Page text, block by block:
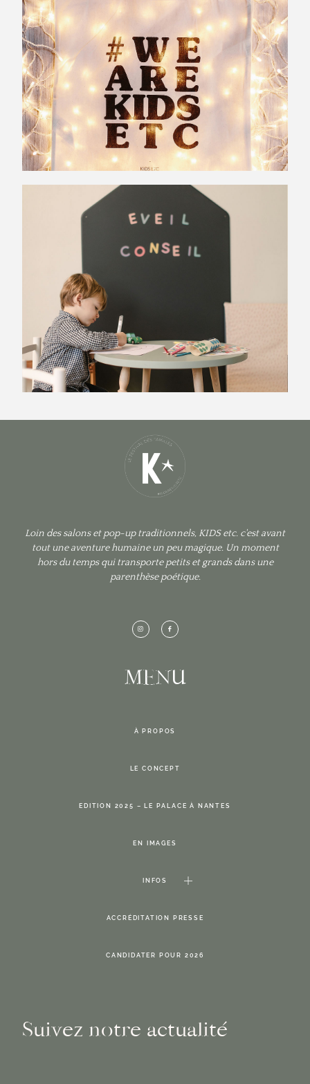
Loin des salons et pop-up traditionnels, KIDS etc. c'est avant
tout une aventure humaine un peu magique. Un moment
hors du temps qui transporte petits et grands dans une
parenthèse poétique.
MENU
À PROPOS
LE CONCEPT
EDITION 2025 – LE PALACE À NANTES
EN IMAGES
INFOS
ACCRÉDITATION PRESSE
CANDIDATER POUR 2026
Suivez notre actualité